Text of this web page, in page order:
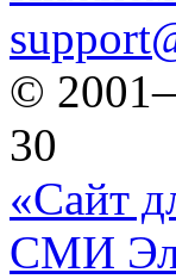
©
30
«Сайт
СМИ Эл